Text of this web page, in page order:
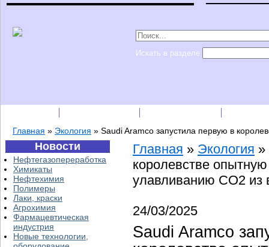
Искать в разделе
Главная » Экология » Saudi Aramco запустила первую в
Новости
Нефтегазопереработка
Химикаты
Нефтехимия
Полимеры
Лаки, краски
Агрохимия
Фармацевтическая
индустрия
Новые технологии,
Главная » Экология »
королевстве
улавливанию CO2 из
24/03/2025
Saudi Aramco